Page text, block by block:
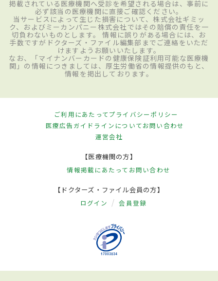
掲載されている医療機関へ受診を希望される場合は、事前に
必ず該当の医療機関に直接ご確認ください。
当サービスによって生じた損害について、株式会社ギミッ
ク、およびミーカンパニー株式会社ではその賠償の責任を一
切負わないものとします。 情報に誤りがある場合には、お
手数ですがドクターズ・ファイル編集部までご連絡をいただ
けますようお願いいたします。
なお、「マイナンバーカードの健康保険証利用可能な医療機
関」の情報につきましては、厚生労働省の情報提供のもと、
情報を掲出しております。
ご利用にあたってプライバシーポリシー
医療広告ガイドラインについてお問い合わせ
運営会社
【医療機関の方】
情報掲載にあたって お問い合わせ
【ドクターズ・ファイル会員の方】
ログイン 会員登録